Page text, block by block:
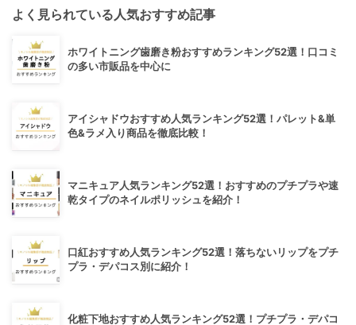
よく見られている人気おすすめ記事
ホワイトニング歯磨き粉おすすめランキング52選！口コミ
の多い市販品を中心に
アイシャドウおすすめ人気ランキング52選！パレット&単
色&ラメ入り商品を徹底比較！
マニキュア人気ランキング52選！おすすめのプチプラや速
乾タイプのネイルポリッシュを紹介！
口紅おすすめ人気ランキング52選！落ちないリップをプチ
プラ・デパコス別に紹介！
化粧下地おすすめ人気ランキング52選！プチプラ・デパコ